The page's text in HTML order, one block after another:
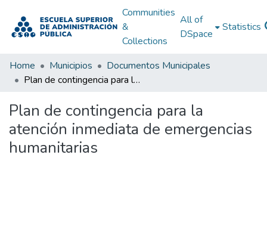
Communities
&
Collections
All of
DSpace
Statistics
Home Municipios
Documentos Municipales
Plan de contingencia para la atención inmediata de emergencias humanitarias
Plan de contingencia para la
atención inmediata de emergencias
humanitarias